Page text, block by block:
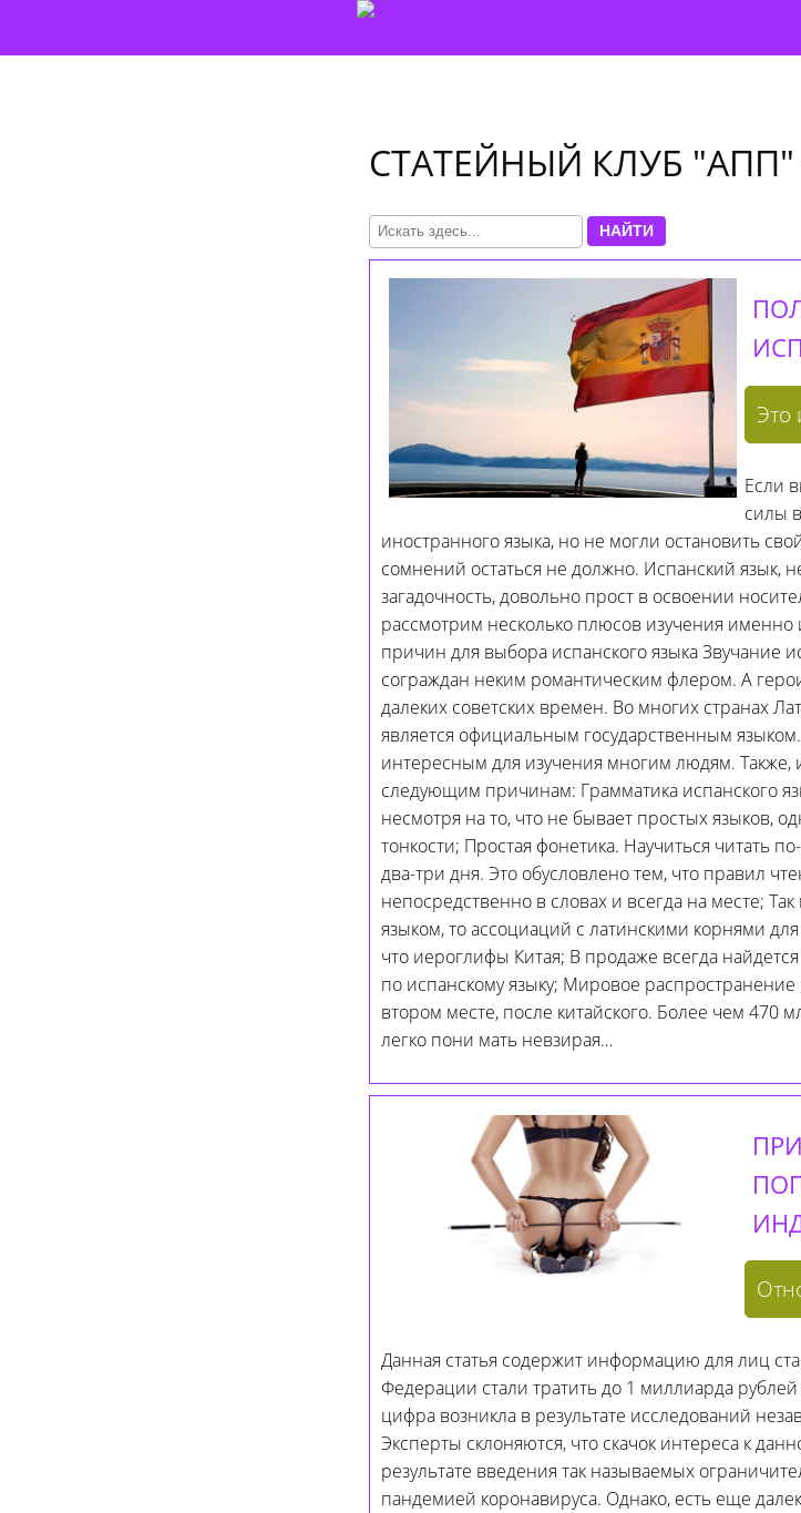
СТАТЕЙНЫЙ КЛУБ "АПП"
НАЙТИ
Это
Если
силы
иностранного языка, но не могли остановить
сомнений остаться не должно. Испанский язык,
загадочность, довольно прост в освоении
рассмотрим несколько плюсов изучения именно
причин для выбора испанского языка Звучание
сограждан неким романтическим флером. А
далеких советских времен. Во многих странах
является официальным государственным
интересным для изучения многим людям.
следующим причинам: Грамматика испанского
несмотря на то, что не бывает простых языков,
тонкости; Простая фонетика. Научиться читать
два-три дня. Это обусловлено тем, что правил
непосредственно в словах и всегда на месте;
языком, то ассоциаций с латинскими корнями
что иероглифы Китая; В продаже всегда
по испанскому языку; Мировое распространение
втором месте, после китайского. Более чем 470
легко пони мать невзирая…
Данная статья содержит информацию для лиц
Федерации стали тратить до 1 миллиарда
цифра возникла в результате исследований
Эксперты склоняются, что скачок интереса к
результате введения так называемых
пандемией коронавируса. Однако, есть еще